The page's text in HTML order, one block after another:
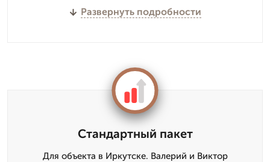
Развернуть подробности
Стандартный пакет
Для объекта в Иркутске. Валерий и Виктор